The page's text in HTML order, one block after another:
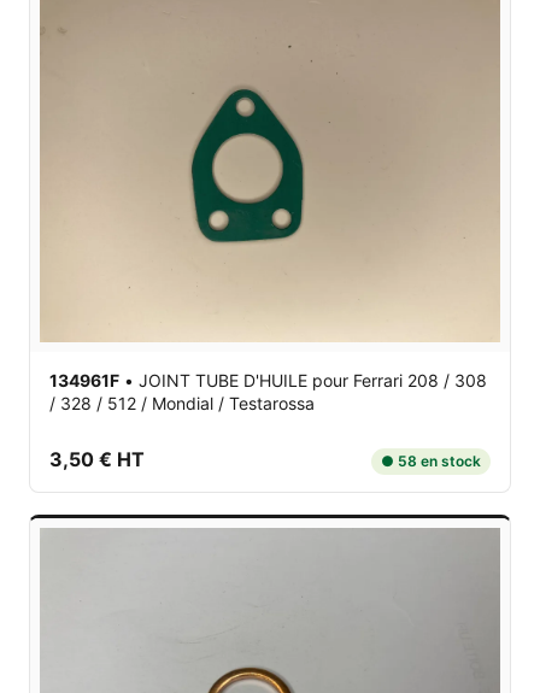
134961F • JOINT TUBE D'HUILE pour Ferrari 208 / 308
/ 328 / 512 / Mondial / Testarossa
3,50 € HT ● 58 en stock